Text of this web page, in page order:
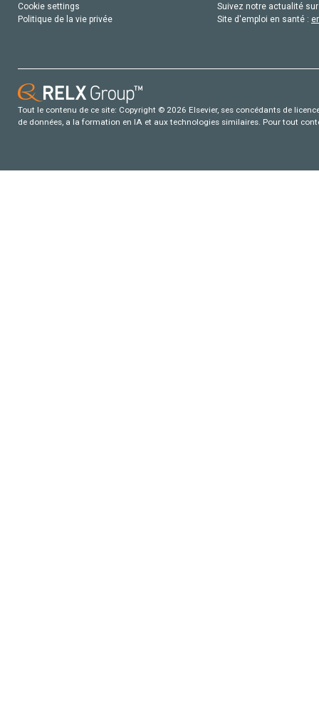
Cookie settings
Politique de la vie privée
Suivez notre actualité
Site d'emploi en santé :
Tout le contenu de ce site: Copyright © 2026 Elsevier, ses concédants de
de données, a la formation en IA et aux technologies similaires. Pour tout